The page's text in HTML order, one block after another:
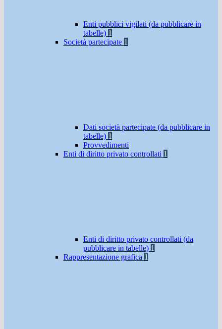
Enti pubblici vigilati (da pubblicare in
tabelle) 1
Società partecipate 1
Dati società partecipate (da pubblicare in
tabelle) 1
Provvedimenti
Enti di diritto privato controllati 1
Enti di diritto privato controllati (da
pubblicare in tabelle) 1
Rappresentazione grafica 1